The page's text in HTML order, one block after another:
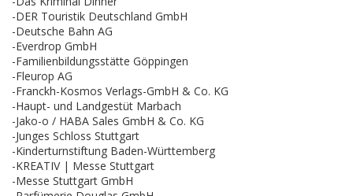
-DER Touristik Deutschland GmbH
-Deutsche Bahn AG
-Everdrop GmbH
-Familienbildungsstätte Göppingen
-Fleurop AG
-Franckh-Kosmos Verlags-GmbH & Co. KG
-Haupt- und Landgestüt Marbach
-Jako-o / HABA Sales GmbH & Co. KG
-Junges Schloss Stuttgart
-Kinderturnstiftung Baden-Württemberg
-KREATIV | Messe Stuttgart
-Messe Stuttgart GmbH